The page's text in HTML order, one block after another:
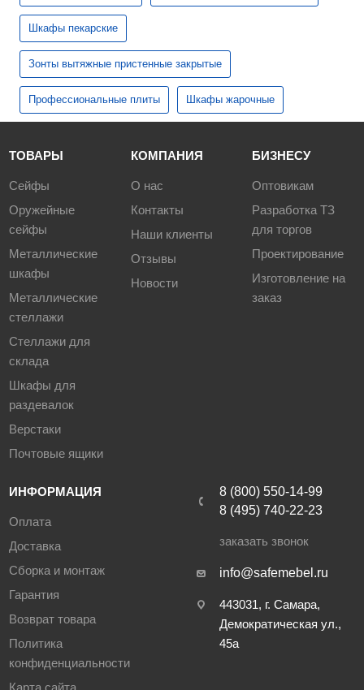
Шкафы пекарские
Зонты вытяжные пристенные закрытые
Профессиональные плиты Шкафы жарочные
ТОВАРЫ
Сейфы
Оружейные
сейфы
Металлические
шкафы
Металлические
стеллажи
Стеллажи для
склада
Шкафы для
раздевалок
Верстаки
Почтовые ящики
КОМПАНИЯ
О нас
Контакты
Наши клиенты
Отзывы
Новости
БИЗНЕСУ
Оптовикам
Разработка ТЗ
для торгов
Проектирование
Изготовление на
заказ
ИНФОРМАЦИЯ
Оплата
Доставка
Сборка и монтаж
Гарантия
Возврат товара
Политика
конфиденциальности
8 (800) 550-14-99
8 (495) 740-22-23
заказать звонок
info@safemebel.ru
443031, г. Самара,
Демократическая ул.,
45а